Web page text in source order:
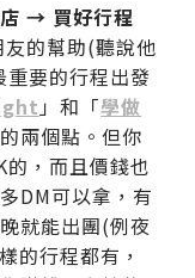
→ 買好行程
友的幫助(聽說他
要的行程出發
」和「學做
兩個點。但你
，而且價錢也
DM可以拿，有
就能出團(例夜
的行程都有，